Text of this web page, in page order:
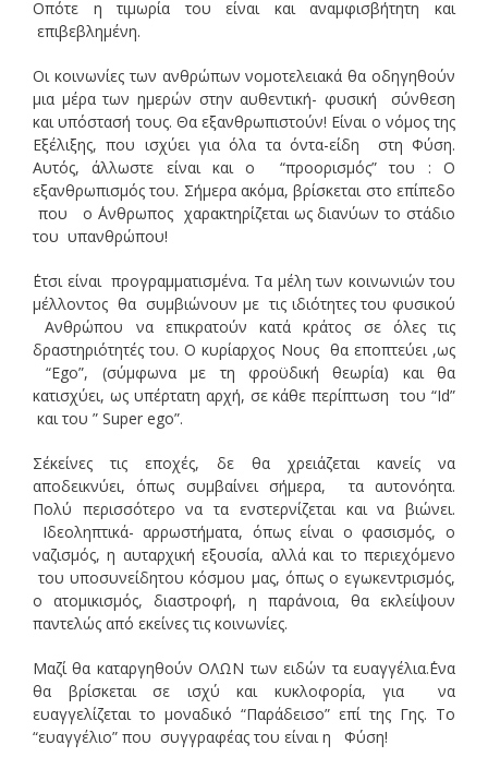
Οπότε η τιμωρία του είναι και αναμφισβήτητη και
επιβεβλημένη.
Οι κοινωνίες των ανθρώπων νομοτελειακά θα οδηγηθούν
μια μέρα των ημερών στην αυθεντική- φυσική σύνθεση
και υπόστασή τους. Θα εξανθρωπιστούν! Είναι ο νόμος της
Εξέλιξης, που ισχύει για όλα τα όντα-είδη στη Φύση.
Αυτός, άλλωστε είναι και ο “προορισμός” του : Ο
εξανθρωπισμός του. Σήμερα ακόμα, βρίσκεται στο επίπεδο
που ο ΄Ανθρωπος χαρακτηρίζεται ως διανύων το στάδιο
του υπανθρώπου!
΄Ετσι είναι προγραμματισμένα. Τα μέλη των κοινωνιών του
μέλλοντος θα συμβιώνουν με τις ιδιότητες του φυσικού
Ανθρώπου να επικρατούν κατά κράτος σε όλες τις
δραστηριότητές του. Ο κυρίαρχος Νους θα εποπτεύει ,ως
“Ego”, (σύμφωνα με τη φροϋδική θεωρία) και θα
κατισχύει, ως υπέρτατη αρχή, σε κάθε περίπτωση του “Ιd”
και του ” Super ego”.
Σ΄εκείνες τις εποχές, δε θα χρειάζεται κανείς να
αποδεικνύει, όπως συμβαίνει σήμερα, τα αυτονόητα.
Πολύ περισσότερο να τα ενστερνίζεται και να βιώνει.
Ιδεοληπτικά- αρρωστήματα, όπως είναι ο φασισμός, ο
ναζισμός, η αυταρχική εξουσία, αλλά και το περιεχόμενο
του υποσυνείδητου κόσμου μας, όπως ο εγωκεντρισμός,
ο ατομικισμός, διαστροφή, η παράνοια, θα εκλείψουν
παντελώς από εκείνες τις κοινωνίες.
Μαζί θα καταργηθούν ΟΛΩΝ των ειδών τα ευαγγέλια.΄Ενα
θα βρίσκεται σε ισχύ και κυκλοφορία, για να
ευαγγελίζεται το μοναδικό “Παράδεισο” επί της Γης. Το
“ευαγγέλιο” που συγγραφέας του είναι η Φύση!